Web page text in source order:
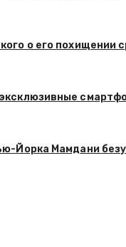
о его похищении
Йорка Мамдани